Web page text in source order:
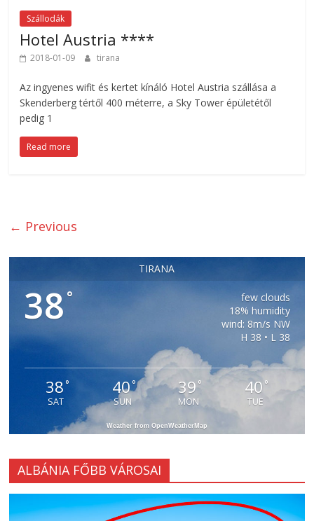
Szállodák
Hotel Austria ****
2018-01-09 tirana
Az ingyenes wifit és kertet kínáló Hotel Austria szállása a
Skenderberg tértől 400 méterre, a Sky Tower épületétől
pedig 1
Read more
← Previous
TIRANA
38 °
few clouds
18% humidity
wind: 8m/s NW
H 38 • L 38
38°
SAT
40°
SUN
39 °
MON
40 °
TUE
Weather from OpenWeatherMap
ALBÁNIA FŐBB VÁROSAI